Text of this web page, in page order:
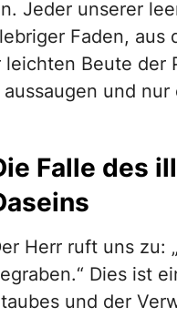
Jeder unserer
Faden, aus
Beute der
und
Falle des
Herr ruft uns zu:
Dies ist
und der